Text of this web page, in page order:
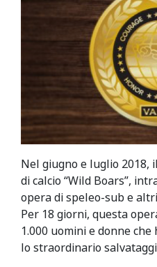
Nel giugno e luglio 2018,
di calcio “Wild Boars”,
opera di speleo-sub e
Per 18 giorni, questa
1.000 uomini e donne
lo straordinario